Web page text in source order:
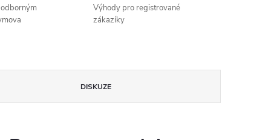
Výhody pro registrované
zákazíky
DISKUZE